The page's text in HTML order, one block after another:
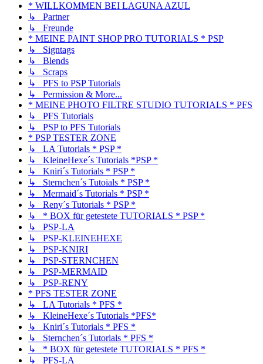
* WILLKOMMEN BEI LAGUNA AZUL
↳ Partner
↳ Freunde
* MEINE PAINT SHOP PRO TUTORIALS * PSP
↳ Signtags
↳ Blends
↳ Scraps
↳ PFS to PSP Tutorials
↳ Permission & More...
* MEINE PHOTO FILTRE STUDIO TUTORIALS * PFS
↳ PFS Tutorials
↳ PSP to PFS Tutorials
* PSP TESTER ZONE
↳ LA Tutorials * PSP *
↳ KleineHexe´s Tutorials *PSP *
↳ Kniri´s Tutorials * PSP *
↳ Sternchen´s Tutoials * PSP *
↳ Mermaid´s Tutorials * PSP *
↳ Reny´s Tutorials * PSP *
↳ * BOX für getestete TUTORIALS * PSP *
↳ PSP-LA
↳ PSP-KLEINEHEXE
↳ PSP-KNIRI
↳ PSP-STERNCHEN
↳ PSP-MERMAID
↳ PSP-RENY
* PFS TESTER ZONE
↳ LA Tutorials * PFS *
↳ KleineHexe´s Tutorials *PFS*
↳ Kniri´s Tutorials * PFS *
↳ Sternchen´s Tutorials * PFS *
↳ * BOX für getestete TUTORIALS * PFS *
↳ PFS-LA